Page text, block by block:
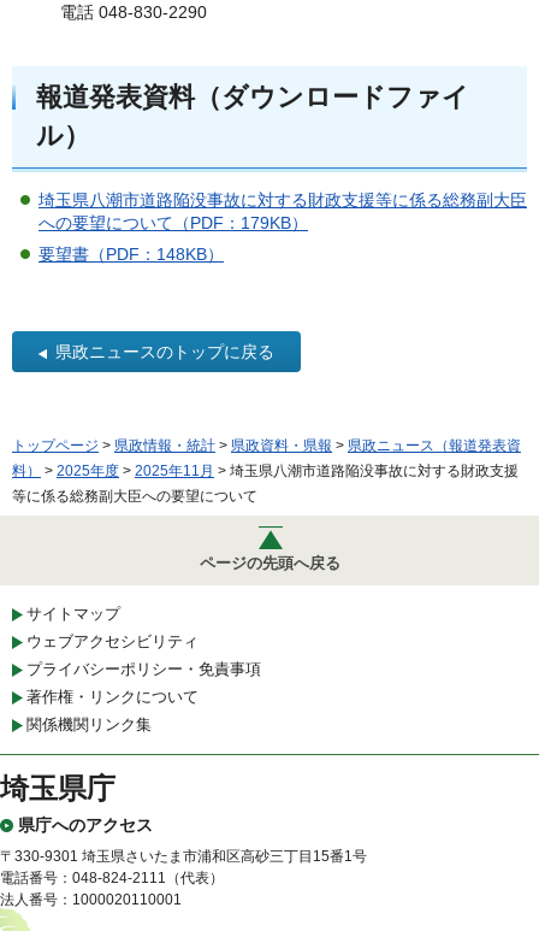
電話 048-830-2290
報道発表資料（ダウンロードファイ
ル）
埼玉県八潮市道路陥没事故に対する財政支援等に係る総務副大臣
への要望について（PDF：179KB）
要望書（PDF：148KB）
県政ニュースのトップに戻る
トップページ > 県政情報・統計 > 県政資料・県報 > 県政ニュース（報道発表資
料）
> 2025年度 > 2025年11月 > 埼玉県八潮市道路陥没事故に対する財政支援
等に係る総務副大臣への要望について
ページの先頭へ戻る
サイトマップ
ウェブアクセシビリティ
プライバシーポリシー・免責事項
著作権・リンクについて
関係機関リンク集
埼玉県庁
県庁へのアクセス
〒330-9301 埼玉県さいたま市浦和区高砂三丁目15番1号
電話番号：048-824-2111（代表）
法人番号：1000020110001